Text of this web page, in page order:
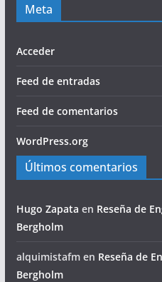
Meta
Acceder
Feed de entradas
Feed de comentarios
WordPress.org
Últimos comentarios
Hugo Zapata en Reseña de
Bergholm
alquimistafmen Reseña de
Bergholm